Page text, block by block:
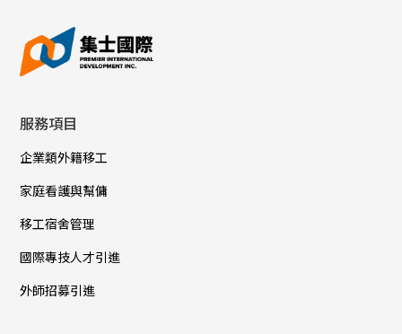
服務項目
企業類外籍移工
家庭看護與幫傭
移工宿舍管理
國際專技人才引進
外師招募引進